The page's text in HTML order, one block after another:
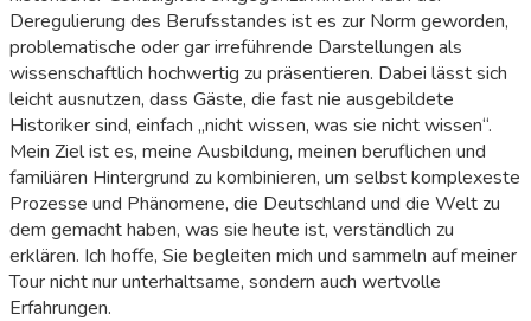
Deregulierung des Berufsstandes ist es zur Norm geworden,
problematische oder gar irreführende Darstellungen als
wissenschaftlich hochwertig zu präsentieren. Dabei lässt sich
leicht ausnutzen, dass Gäste, die fast nie ausgebildete
Historiker sind, einfach „nicht wissen, was sie nicht wissen“.
Mein Ziel ist es, meine Ausbildung, meinen beruflichen und
familiären Hintergrund zu kombinieren, um selbst komplexeste
Prozesse und Phänomene, die Deutschland und die Welt zu
dem gemacht haben, was sie heute ist, verständlich zu
erklären. Ich hoffe, Sie begleiten mich und sammeln auf meiner
Tour nicht nur unterhaltsame, sondern auch wertvolle
Erfahrungen.